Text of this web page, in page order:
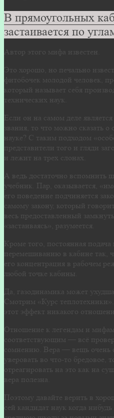
В прямоугольных
застаивается по
Автор этого мифа известен.
Это хорошо, но печально
фитобочек молодой человек,
который называет себя
технических наук.
Если он на самом деле
звания, то что можно сказать
науке? С таким подходом
представители того и гляди
и лежит на трех слонах.
А ведь достаточно вспомнить
учебник. Пар, оказывается,
его поведение подчиняется
самому закону, который
весь предоставленный
«застаиваясь», разумеется.
Кроме того, постоянная подача
перемешиванию в кабине так,
его концентрация в рабочем
любой точке кабины.
Да, газодинамика может
Смотрим «Курс
этот эффект никакого
Отношение к легендам и
соответствующим — всё
сомнению. Вера — вещь очень
уверовать во что-то бредовое,
отреагировать на это как на
вера полезна.
Поэтому давайте верить в
сей кандидат наук когда